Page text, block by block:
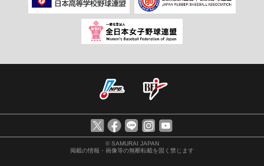
© SAMURAI JAPAN
掲載の情報・画像等の無断転載を固く禁じます